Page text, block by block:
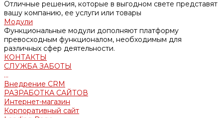
Отличные решения, которые в выгодном свете представят
вашу компанию, ее услуги или товары
Модули
Функциональные модули дополняют платформу
превосходным функционалом, необходимым для
различных сфер деятельности.
КОНТАКТЫ
СЛУЖБА ЗАБОТЫ
...
Внедрение CRM
РАЗРАБОТКА САЙТОВ
Интернет-магазин
Корпоративный сайт